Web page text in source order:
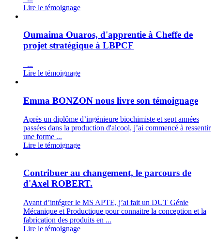
Lire le témoignage
Oumaima Ouaros, d'apprentie à Cheffe de
projet stratégique à LBPCF
...
Lire le témoignage
Emma BONZON nous livre son témoignage
Après un diplôme d’ingénieure biochimiste et sept années
passées dans la production d'alcool, j’ai commencé à ressentir
une forme ...
Lire le témoignage
Contribuer au changement, le parcours de
d'Axel ROBERT.
Avant d’intégrer le MS APTE, j’ai fait un DUT Génie
Mécanique et Productique pour connaitre la conception et la
fabrication des produits en ...
Lire le témoignage